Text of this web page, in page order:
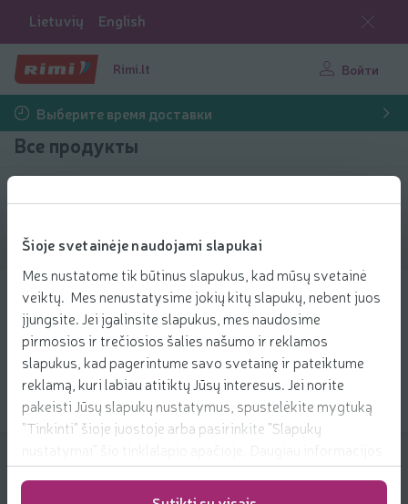
Šioje svetainėje naudojami slapukai
Mes nustatome tik būtinus slapukus, kad mūsų svetainė
veiktų. Mes nenustatysime jokių kitų slapukų, nebent juos
įjungsite. Jei įgalinsite slapukus, mes naudosime
pirmosios ir trečiosios šalies našumo ir reklamos
slapukus, kad pagerintume savo svetainę ir pateiktume
reklamą, kuri labiau atitiktų Jūsų interesus. Jei norite
pakeisti Jūsų slapukų nustatymus, spustelėkite mygtuką
"Tinkinti" šioje juostoje arba pasirinkite "Slapukų
apie mūsų naudojamus slapukus
https://www.rimi.lt/privatumo-politika/slapuku-
Lietuvių English
Rimi.lt Войти
Выберите время доставки
Все продукты
Фильтровать продукты
Показать продукты 40
-30%
2099
20,99 €/кг
Vytinta pj. kiauliena LABANORO, a.r., 1
kg
29.99 € за кг
29€/кг Цена за единицу: 29,99 €/кг
29,99 €/кг
Добавить в корзину